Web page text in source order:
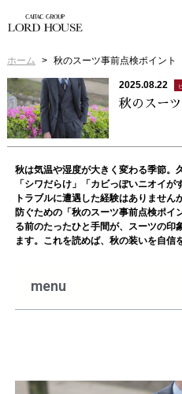
ホーム 秋のスーツ事前点検ポイント
2025.08.22
秋のスー
秋は気温や湿度が大きく変わる季節。
「シワだらけ」「カビっぽいニオイ
トラブルに遭遇した経験はありませ
防ぐための「秋のスーツ事前点検ポイ
る前のたったひと手間が、スーツの印
ます。これを読めば、秋の装いを自信
menu